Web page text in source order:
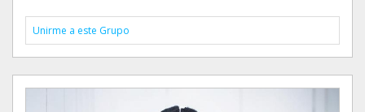
Unirme a este Grupo